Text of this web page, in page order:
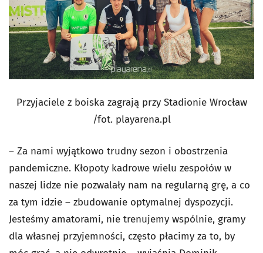
Przyjaciele z boiska zagrają przy Stadionie Wrocław
/fot. playarena.pl
– Za nami wyjątkowo trudny sezon i obostrzenia
pandemiczne. Kłopoty kadrowe wielu zespołów w
naszej lidze nie pozwalały nam na regularną grę, a co
za tym idzie – zbudowanie optymalnej dyspozycji.
Jesteśmy amatorami, nie trenujemy wspólnie, gramy
dla własnej przyjemności, często płacimy za to, by